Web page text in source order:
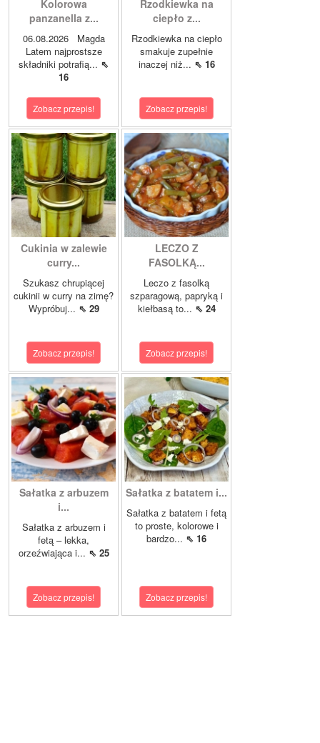
Kolorowa
panzanella z...
06.08.2026 Magda
Latem najprostsze
składniki potrafią... ⇖
16
Zobacz przepis!
Rzodkiewka na
ciepło z...
Rzodkiewka na ciepło
smakuje zupełnie
inaczej niż... ⇖ 16
Zobacz przepis!
Cukinia w zalewie
curry...
Szukasz chrupiącej
cukinii w curry na zimę?
Wypróbuj... ⇖ 29
Zobacz przepis!
LECZO Z
FASOLKĄ...
Leczo z fasolką
szparagową, papryką i
kiełbasą to... ⇖ 24
Zobacz przepis!
Sałatka z arbuzem
i...
Sałatka z arbuzem i
fetą – lekka,
orzeźwiająca i... ⇖ 25
Zobacz przepis!
Sałatka z batatem i...
Sałatka z batatem i fetą
to proste, kolorowe i
bardzo... ⇖ 16
Zobacz przepis!